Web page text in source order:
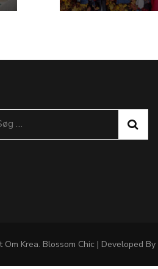
Om Krea. Blossom Chic | Developed By